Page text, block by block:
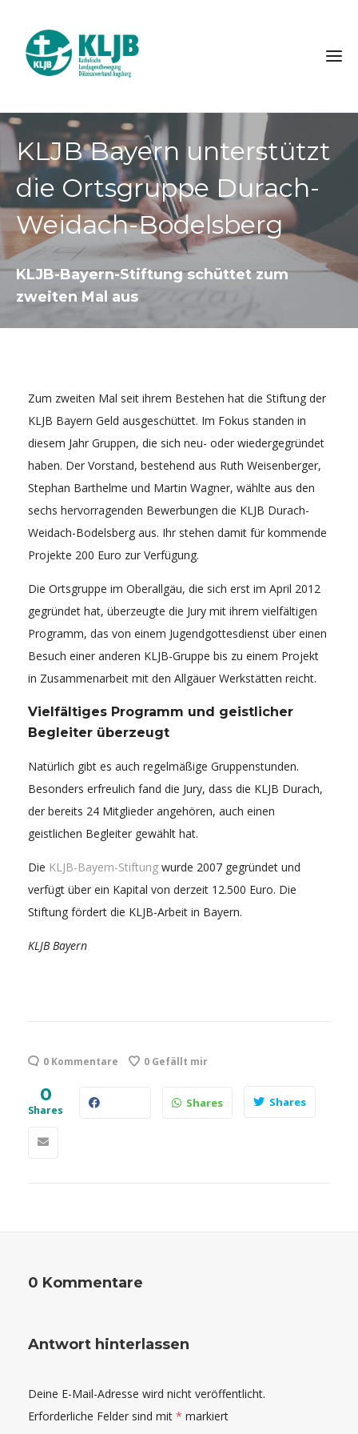
KLJB Bayern unterstützt
die Ortsgruppe Durach-
Weidach-Bodelsberg
KLJB-Bayern-Stiftung schüttet zum
zweiten Mal aus
Zum zweiten Mal seit ihrem Bestehen hat die Stiftung der
KLJB Bayern Geld ausgeschüttet. Im Fokus standen in
diesem Jahr Gruppen, die sich neu- oder wiedergegründet
haben. Der Vorstand, bestehend aus Ruth Weisenberger,
Stephan Barthelme und Martin Wagner, wählte aus den
sechs hervorragenden Bewerbungen die KLJB Durach-
Weidach-Bodelsberg aus. Ihr stehen damit für kommende
Projekte 200 Euro zur Verfügung.
Die Ortsgruppe im Oberallgäu, die sich erst im April 2012
gegründet hat, überzeugte die Jury mit ihrem vielfältigen
Programm, das von einem Jugendgottesdienst über einen
Besuch einer anderen KLJB-Gruppe bis zu einem Projekt
in Zusammenarbeit mit den Allgäuer Werkstätten reicht.
Vielfältiges Programm und geistlicher
Begleiter überzeugt
Natürlich gibt es auch regelmäßige Gruppenstunden.
Besonders erfreulich fand die Jury, dass die KLJB Durach,
der bereits 24 Mitglieder angehören, auch einen
geistlichen Begleiter gewählt hat.
Die KLJB-Bayern-Stiftung wurde 2007 gegründet und
verfügt über ein Kapital von derzeit 12.500 Euro. Die
Stiftung fördert die KLJB-Arbeit in Bayern.
KLJB Bayern
0 Kommentare 0 Gefällt mir
0
Shares
Shares Shares
0 Kommentare
Antwort hinterlassen
Deine E-Mail-Adresse wird nicht veröffentlicht.
Erforderliche Felder sind mit * markiert